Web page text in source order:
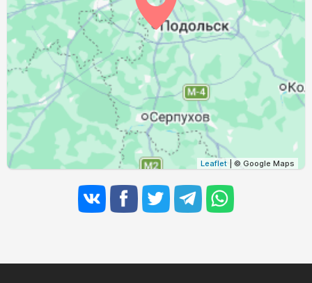
31, Пн 03:28 05:33 12:30 16:15 19:26 21:21
Leaflet | © Google Maps